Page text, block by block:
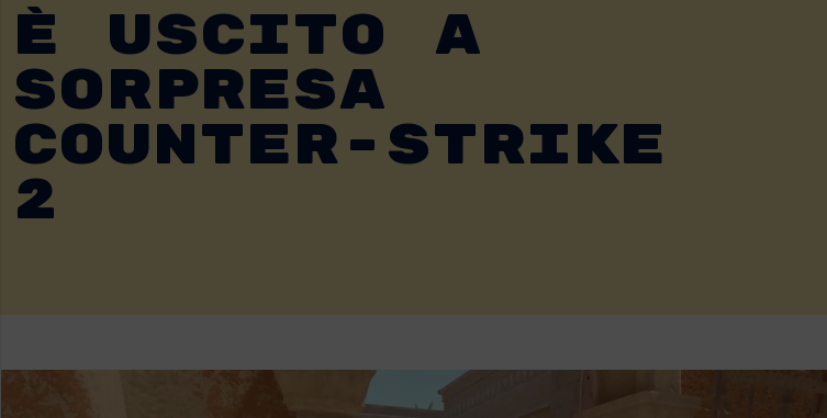
È Uscito A
Sorpresa
Counter-Strike
2